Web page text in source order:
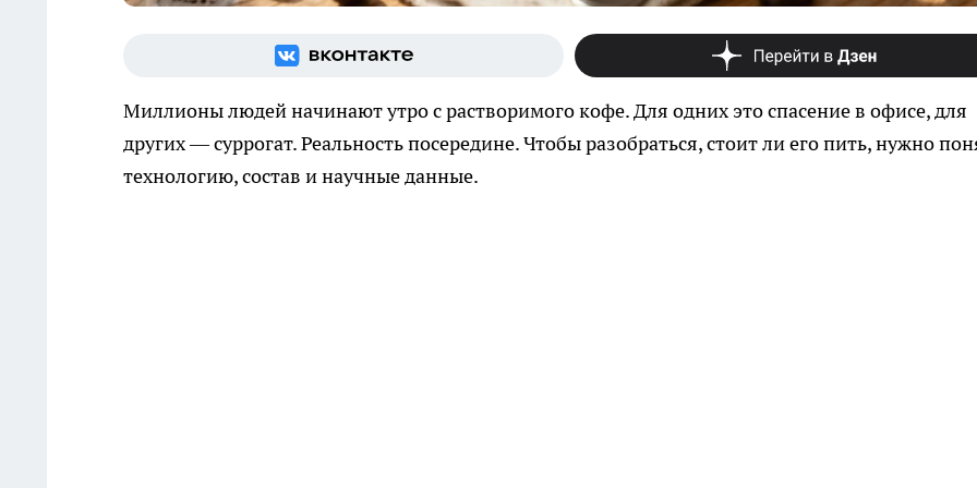
Миллионы людей начинают утро с растворимого кофе. Для одних это спасение в офисе, для
других — суррогат. Реальность посередине. Чтобы разобраться, стоит ли его пить, нужно
технологию, состав и научные данные.